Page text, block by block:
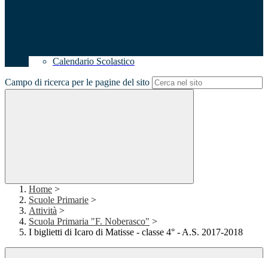
Calendario Scolastico
Campo di ricerca per le pagine del sito
Home >
Scuole Primarie >
Attività >
Scuola Primaria "F. Noberasco" >
I biglietti di Icaro di Matisse - classe 4° - A.S. 2017-2018